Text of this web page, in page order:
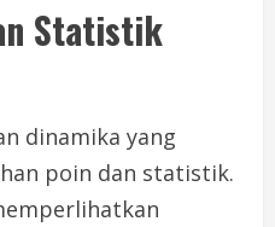
Statistik
dinamika yang
poin dan statistik.